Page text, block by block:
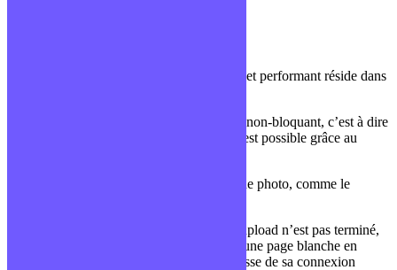
Le deuxième point rendant NodeJS rapide et performant réside dans
En effet, ce dernier est basé sur un modèle non-bloquant, c’est à dire
que le code ne reste pas bloqué. Tout ceci est possible grâce au
Prenons l’exemple de la mise en ligne d’une photo, comme le
D’un côté, sur un serveur PHP, tant que l’upload n’est pas terminé,
l’utilisateur devra attendre et aura souvent une page blanche en
attendant, selon la taille du fichier et la vitesse de sa connexion